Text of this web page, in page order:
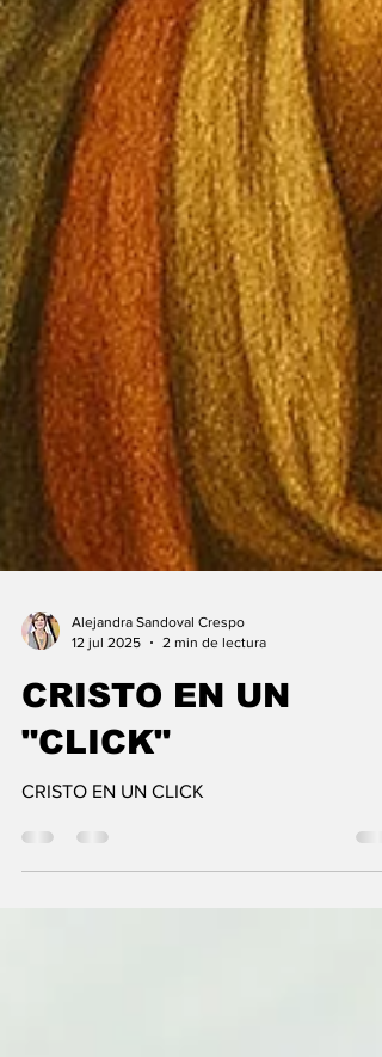
12 jul 2025
2 min de lectura
CRISTO EN UN
"CLICK"
CRISTO EN UN CLICK